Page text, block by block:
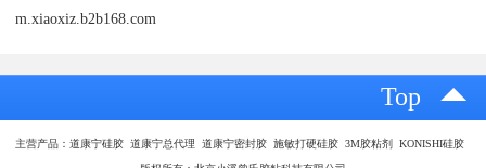
m.xiaoxiz.b2b168.com
Top
主营产品：道康宁硅胶 道康宁总代理 道康宁密封胶 施敏打硬硅胶 3M胶粘剂 KONISHI硅胶